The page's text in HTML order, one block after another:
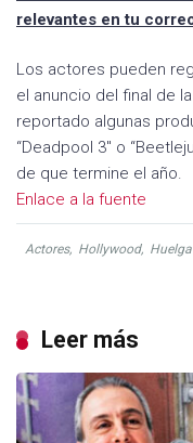
relevantes en tu
Los actores pueden
el anuncio del final de
reportado algunas
“Deadpool 3″ o
de que termine el año.
Enlace a la fuente
Actores, Hollywood, Huelga
Leer más